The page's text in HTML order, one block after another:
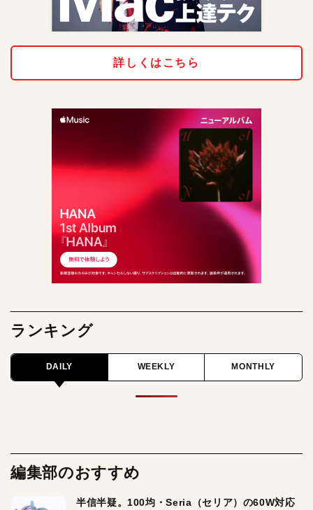
詳しくはこちら
ランキング
DAILY WEEKLY MONTHLY
編集部のおすすめ
半信半疑。100均・Seria（セリア）の60W対応